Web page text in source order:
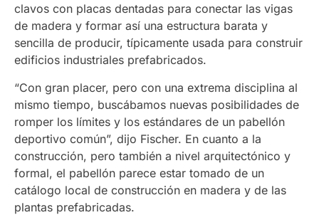
clavos con placas dentadas para conectar las vigas
de madera y formar así una estructura barata y
sencilla de producir, típicamente usada para construir
edificios industriales prefabricados.
“Con gran placer, pero con una extrema disciplina al
mismo tiempo, buscábamos nuevas posibilidades de
romper los límites y los estándares de un pabellón
deportivo común”, dijo Fischer. En cuanto a la
construcción, pero también a nivel arquitectónico y
formal, el pabellón parece estar tomado de un
catálogo local de construcción en madera y de las
plantas prefabricadas.